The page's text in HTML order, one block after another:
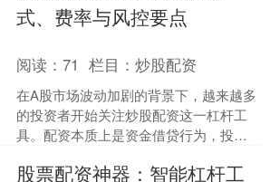
式、费率与风控要点
阅读：71 栏目：炒股配资
在A股市场波动加剧的背景下，越来越多
的投资者开始关注炒股配资这一杠杆工
具。配资本质上是资金借贷行为，投资
金，获得数倍于本金的操....
股票配资神器：智能杠杆工